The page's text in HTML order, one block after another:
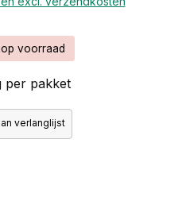
voorraad
per pakket
verlanglijst